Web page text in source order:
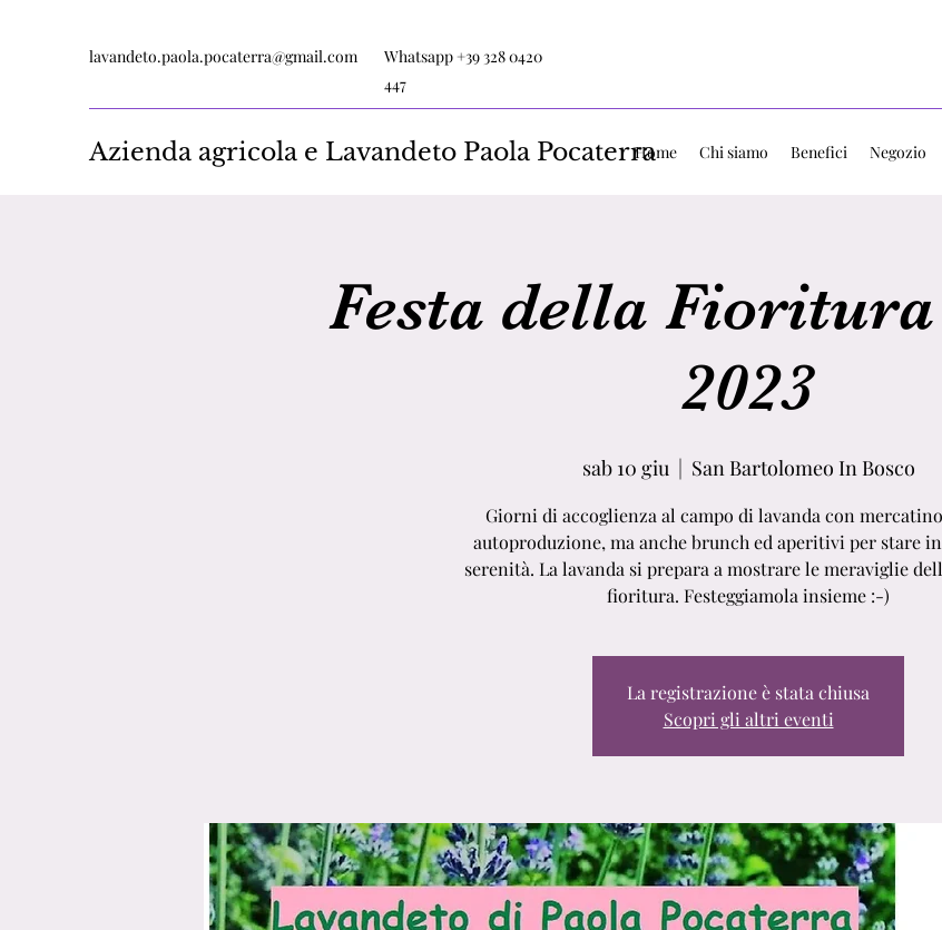
lavandeto.paola.pocaterra@gmail.com
Whatsapp +39 328 0420
447
Azienda agricola e Lavandeto Paola PocaterraHome Chi siamo Benefici Negozio
Festa della
2023
sab 10 giu
  |
San Bartolomeo In Bosco
Giorni di accoglienza al campo di lavanda con
autoproduzione, ma anche brunch ed aperitivi per stare
serenità. La lavanda si prepara a mostrare le meraviglie
fioritura. Festeggiamola insieme :-)
La registrazione è stata chiusa
Scopri gli altri eventi